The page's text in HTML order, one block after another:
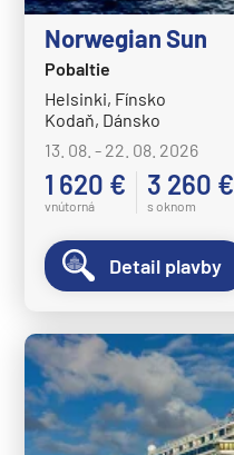
Norwegian Sun
Pobaltie
Helsinki, Fínsko
Kodaň, Dánsko
13. 08. - 22. 08. 2026
1 620 €
vnútorná
3 260 €
s oknom
Detail plavby